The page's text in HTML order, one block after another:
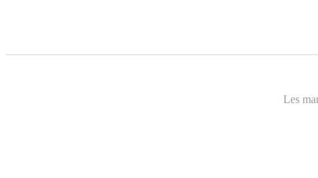
Les